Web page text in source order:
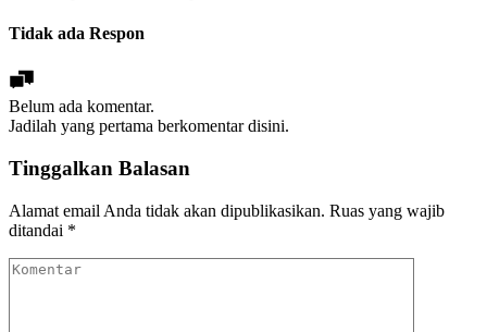
Tidak ada Respon
Belum ada komentar.
Jadilah yang pertama berkomentar disini.
Tinggalkan Balasan
Alamat email Anda tidak akan dipublikasikan. Ruas yang wajib
ditandai *